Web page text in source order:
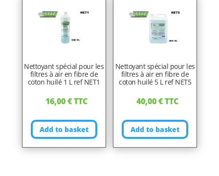
Nettoyant spécial pour les
filtres à air en fibre de
coton huilé 1 L ref NET1
16,00€TTC
Add to basket
Nettoyant spécial pour les
filtres à air en fibre de
coton huilé 5 L ref NET5
40,00€TTC
Add to basket